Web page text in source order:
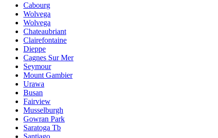
Cabourg
Wolvega
Wolvega
Chateaubriant
Clairefontaine
Dieppe
Cagnes Sur Mer
Seymour
Mount Gambier
Urawa
Busan
Fairview
Musselburgh
Gowran Park
Saratoga Tb
Santiago